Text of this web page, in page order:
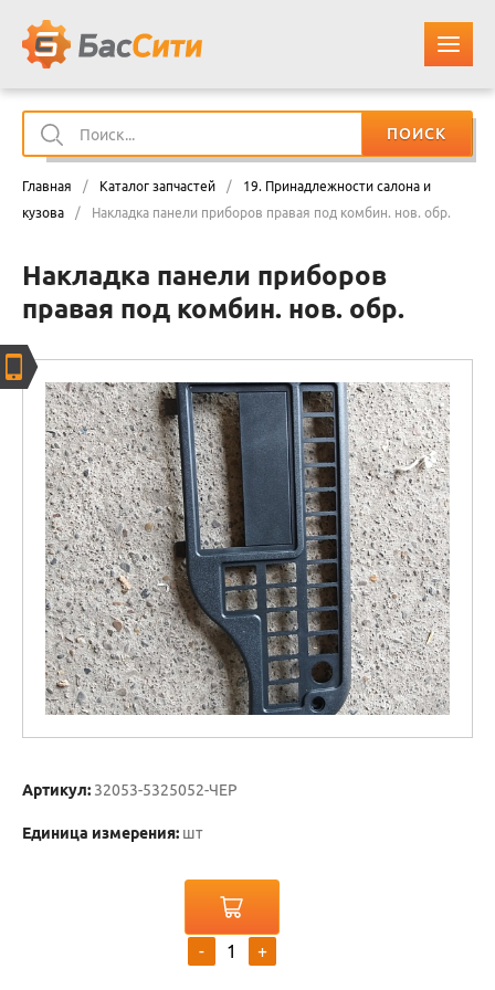
ПОИСК
Главная / Каталог запчастей /
19. Принадлежности салона и
кузова
/ Накладка панели приборов правая под комбин. нов. обр.
Накладка панели приборов
правая под комбин. нов. обр.
Артикул: 32053-5325052-ЧЕР
Единица измерения: шт
- +
КАТАЛОГ ЗАПЧАСТЕЙ
ОПЛАТА И ДОСТАВКА
КОРЗИНА